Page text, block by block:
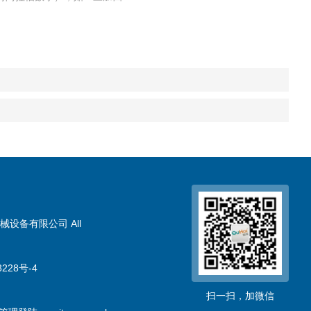
设备有限公司 All
号-4
扫一扫，加微信